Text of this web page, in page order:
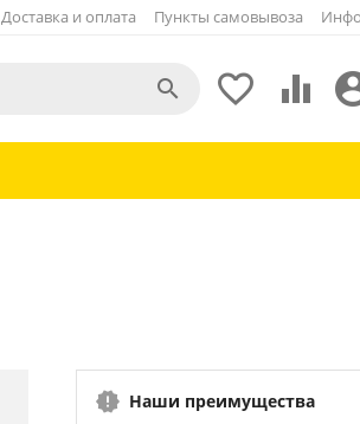
Доставка и оплата Пункты самовывоза
 

Наши преимущества